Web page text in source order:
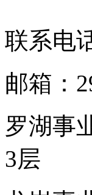
联系电
邮箱：
罗湖事
3层